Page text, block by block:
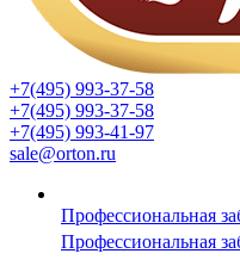
+7(495) 993-37-58
+7(495) 993-37-58
+7(495) 993-41-97
sale@orton.ru
Профессиональная
Профессиональная